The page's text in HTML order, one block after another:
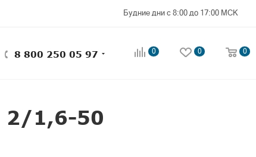
Будние дни с 8:00 до 17:00 МСК
8 800 250 05 97 0 0 0
2/1,6-50